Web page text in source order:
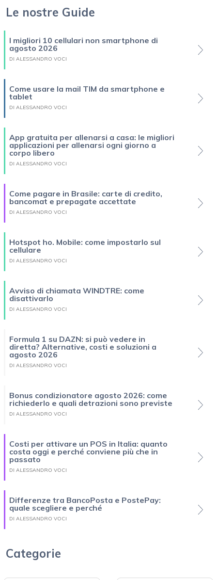
Le nostre Guide
I migliori 10 cellulari non smartphone di
agosto 2026
DI ALESSANDRO VOCI
Come usare la mail TIM da smartphone e
tablet
DI ALESSANDRO VOCI
App gratuita per allenarsi a casa: le migliori
applicazioni per allenarsi ogni giorno a
corpo libero
DI ALESSANDRO VOCI
Come pagare in Brasile: carte di credito,
bancomat e prepagate accettate
DI ALESSANDRO VOCI
Hotspot ho. Mobile: come impostarlo sul
cellulare
DI ALESSANDRO VOCI
Avviso di chiamata WINDTRE: come
disattivarlo
DI ALESSANDRO VOCI
Formula 1 su DAZN: si può vedere in
diretta? Alternative, costi e soluzioni a
agosto 2026
DI ALESSANDRO VOCI
Bonus condizionatore agosto 2026: come
richiederlo e quali detrazioni sono previste
DI ALESSANDRO VOCI
Costi per attivare un POS in Italia: quanto
costa oggi e perché conviene più che in
passato
DI ALESSANDRO VOCI
Differenze tra BancoPosta e PostePay:
quale scegliere e perché
DI ALESSANDRO VOCI
Categorie